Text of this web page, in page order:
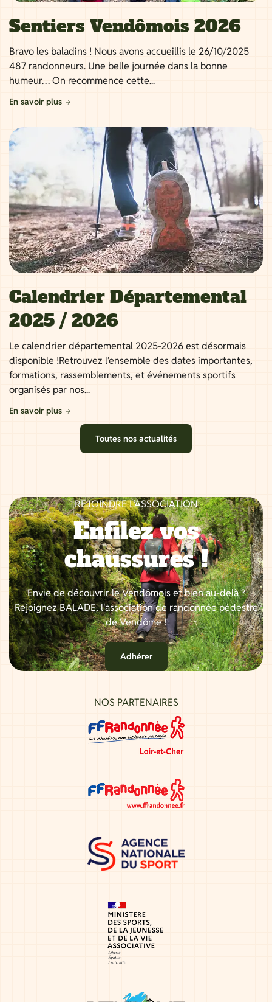
Sentiers Vendômois 2026
Bravo les baladins ! Nous avons accueillis le 26/10/2025
487 randonneurs. Une belle journée dans la bonne
humeur… On recommence cette...
En savoir plus
Calendrier Départemental
2025 / 2026
Le calendrier départemental 2025-2026 est désormais
disponible !Retrouvez l’ensemble des dates importantes,
formations, rassemblements, et événements sportifs
organisés par nos...
En savoir plus
Toutes nos actualités
REJOINDRE L’ASSOCIATION
Enfilez vos
chaussures !
Envie de découvrir le Vendômois et bien au-delà ?
Rejoignez BALADE, l'association de randonnée pédestre
de Vendôme !
Adhérer
NOS PARTENAIRES